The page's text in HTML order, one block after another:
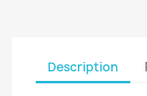
Description